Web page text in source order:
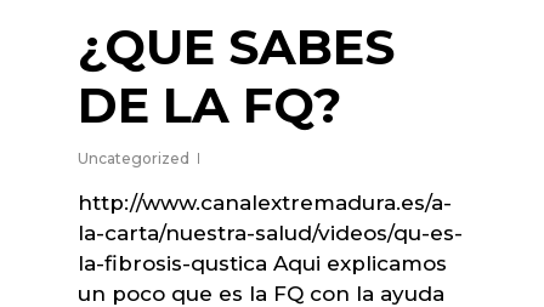
¿QUE SABES
DE LA FQ?
Uncategorized
http://www.canalextremadura.es/a-
la-carta/nuestra-salud/videos/qu-es-
la-fibrosis-qustica Aqui explicamos
un poco que es la FQ con la ayuda